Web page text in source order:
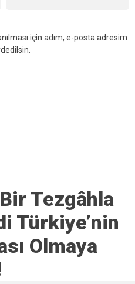
için adım, e-posta adresim
Tezgâhla
Türkiye’nin
Olmaya